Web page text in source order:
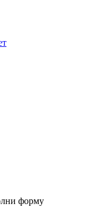
форму